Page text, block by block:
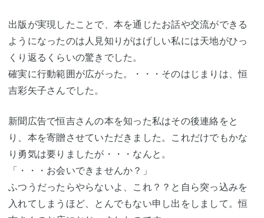
出版が実現したことで、本を通じたお話や交流ができる
ようになったのは人見知りがはげしい私には天地がひっ
くり返るくらいの驚きでした。
確実に行動範囲が広がった。・・・そのはじまりは、恒
吉彩矢子さんでした。
新聞広告で恒吉さんの本を知った私はその後連絡をと
り、本を寄贈させていただきました。これだけでもかな
り勇気は要りましたが・・・なんと。
「・・・お会いできませんか？」
ふつうだったらやらないよ、これ？？と自ら突っ込みを
入れてしまうほど、とんでもない申し出をしまして。恒